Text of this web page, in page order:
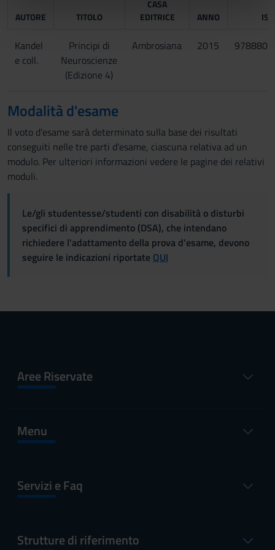
nostri partner che si occupano di analisi dei dati web,
pubblicità e social media, i quali potrebbero combinarle
raccolto dal tuo utilizzo dei loro servizi.
AUTORE TITOLO
CASA
EDITRICE
ANNO
Kandel
e coll.
Principi di
Neuroscienze
(Edizione 4)
Ambrosiana 2015
Modalità d'esame
Il voto d'esame sarà determinato sulla base dei risultati
conseguiti nelle tre parti d'esame, ciascuna relativa ad un
modulo. Per ulteriori informazioni vedere le pagine dei relativi
moduli.
Le/gli studentesse/studenti con disabilità o disturbi
specifici di apprendimento (DSA), che intendano
richiedere l'adattamento della prova d'esame, devono
seguire le indicazioni riportate QUI
Aree Riservate
Menu
Servizi e Faq
Strutture di riferimento